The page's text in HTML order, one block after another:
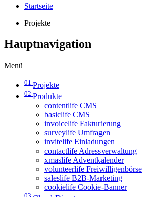
Startseite
Projekte
Hauptnavigation
Menü
01 Projekte
02 Produkte
contentlife CMS
basiclife CMS
invoicelife Fakturierung
surveylife Umfragen
invitelife Einladungen
contactlife Adressverwaltung
xmaslife Adventkalender
volunteerlife Freiwilligenbörse
saleslife B2B-Marketing
cookielife Cookie-Banner